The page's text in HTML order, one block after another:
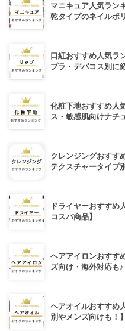
マニキュア人気ラン
乾タイプのネイルポ
口紅おすすめ人気ラ
プラ・デパコス別に
化粧下地おすすめ人
ス・敏感肌向けナチ
クレンジングおすす
テクスチャータイプ
ドライヤーおすすめ
コスパ商品】
ヘアアイロンおすす
ズ向け・海外対応も♪
ヘアオイルおすすめ
別やメンズ向けも！】